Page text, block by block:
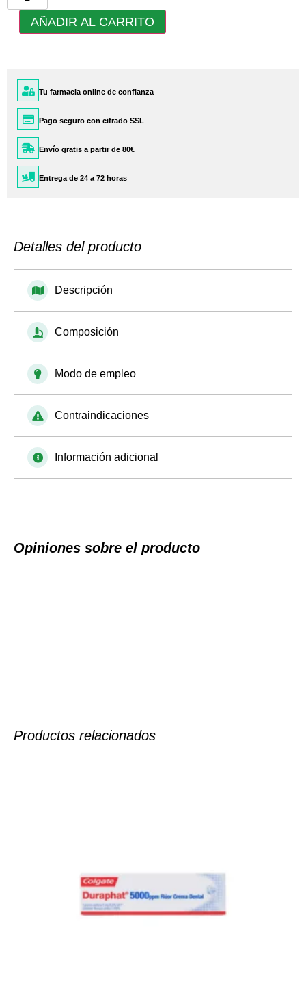
AÑADIR AL CARRITO
Tu farmacia online de confianza
Pago seguro con cifrado SSL
Envío gratis a partir de 80€
Entrega de 24 a 72 horas
Detalles del producto
Descripción
Composición
Modo de empleo
Contraindicaciones
Información adicional
Opiniones sobre el producto
Productos relacionados